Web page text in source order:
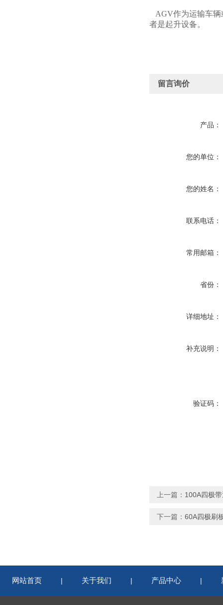
AGV作为运输车辆
者是起升设备。
留言询价
产品：
您的单位：
您的姓名：
联系电话：
常用邮箱：
省份：
详细地址：
补充说明：
验证码：
上一篇： 100A四极
下一篇： 60A四极刷
网站首页 | 关于我们 | 产品中心 |